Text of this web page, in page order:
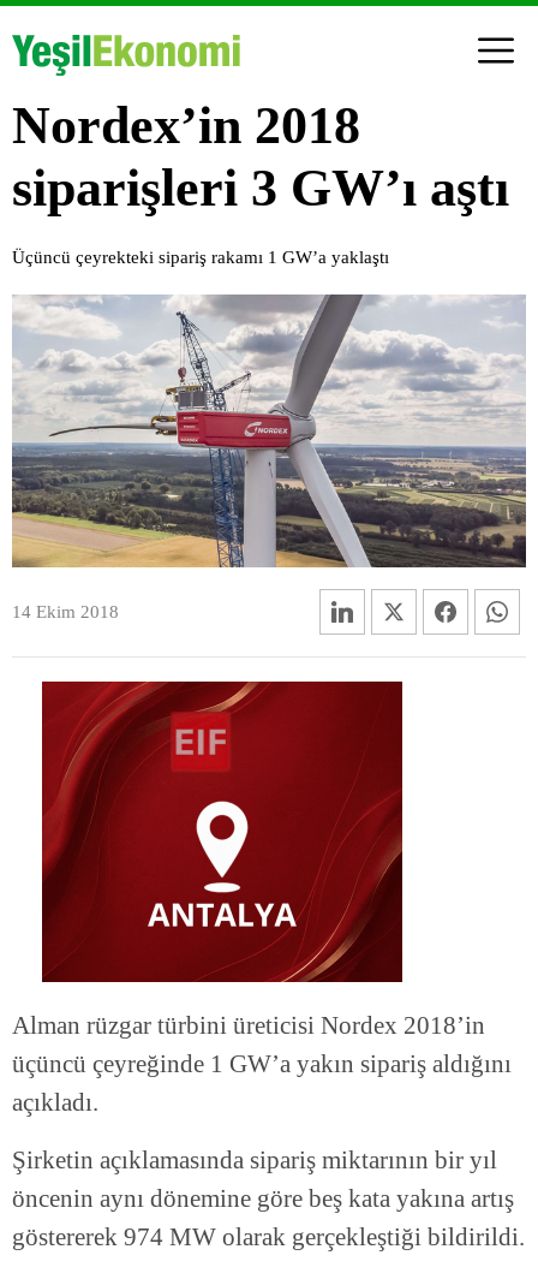
Nordex’in 2018
siparişleri 3 GW’ı aştı
Üçüncü çeyrekteki sipariş rakamı 1 GW’a yaklaştı
14 Ekim 2018
Alman rüzgar türbini üreticisi Nordex 2018’in
üçüncü çeyreğinde 1 GW’a yakın sipariş aldığını
açıkladı.
Şirketin açıklamasında sipariş miktarının bir yıl
öncenin aynı dönemine göre beş kata yakına artış
göstererek 974 MW olarak gerçekleştiği bildirildi.